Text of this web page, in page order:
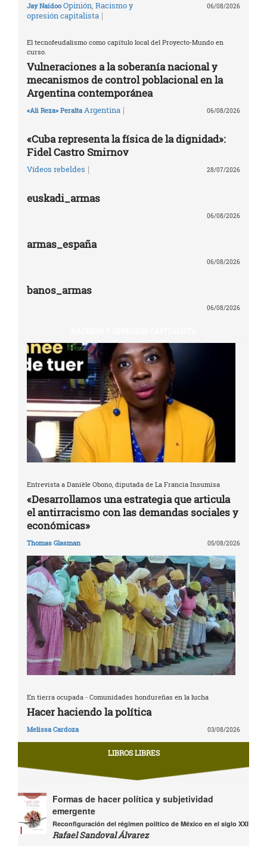
Jay Naidoo Opinión, Racismo y
opresión capitalista |
06/08/2026
El tecnofeudalismo como capítulo local del Proyecto-Mundo en
curso.
Vulneraciones a la soberanía nacional y
mecanismos de control poblacional en la
Argentina contemporánea
«Ali Reza» Peralta Argentina | 06/08/2026
«Cuba representa la física de la dignidad»:
Fidel Castro Smirnov
Vídeos rebeldes | 28/07/2026
euskadi_armas
06/08/2026
armas_españa
06/08/2026
banos_armas
06/08/2026
Entrevista a Danièle Obono, diputada de La Francia Insumisa
«Desarrollamos una estrategia que articula
el antirracismo con las demandas sociales y
económicas»
Thomas Glasman 05/08/2026
En tierra ocupada - Comunidades hondureñas en la lucha
Hacer haciendo la política
Melissa Cardoza 03/08/2026
LIBROS LIBRES
Formas de hacer política y subjetividad
emergente
Reconfiguración del régimen político de México en el siglo XXI
Rafael Sandoval Álvarez